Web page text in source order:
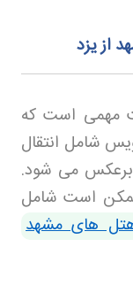
از یزد
مهمی است که
شامل انتقال
برعکس می شود.
است شامل
های مشهد